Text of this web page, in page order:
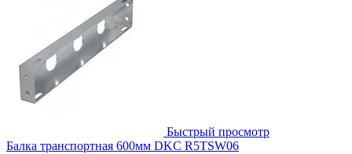
Быстрый просмотр
Балка транспортная 600мм DKC R5TSW06